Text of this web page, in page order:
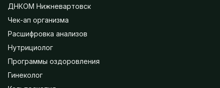
ДНКОМ Нижневартовск
Чек-ап организма
Расшифровка анализов
Нутрициолог
Программы оздоровления
Гинеколог